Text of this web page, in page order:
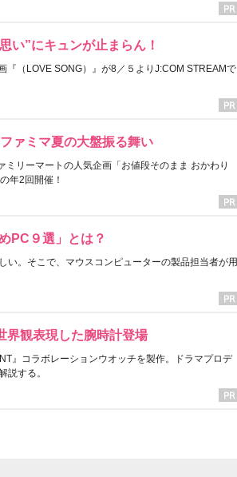
い”にキュンが止まらん！
『（LOVE SONG）』が8／５よりJ:COM STREAMで
ァミマ夏の大盤振る舞い
ミリーマートの人気企画「お値段そのまま おかわり
年2回開催！
PC９選」とは？
い。そこで、マウスコンピューターの製品担当者が用
界観表現した腕時計登場
』コラボレーションウオッチを製作。ドラマプロデ
説する。